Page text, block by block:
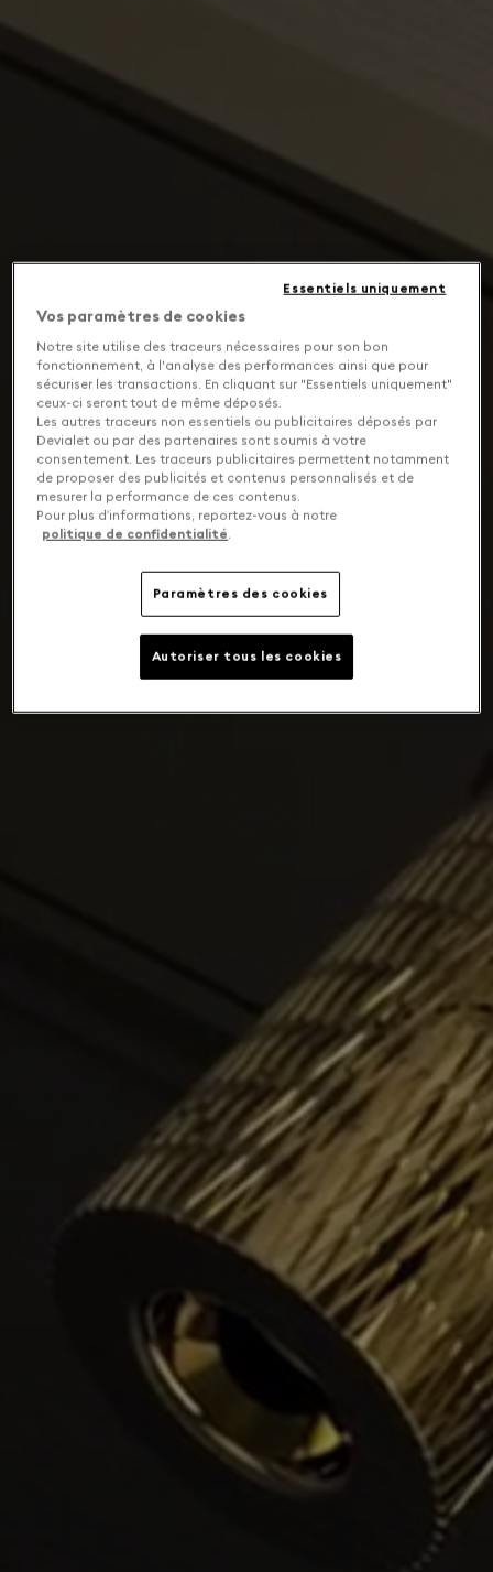
Vos paramètres de cookies
Notre site utilise des traceurs nécessaires pour son bon
fonctionnement, à l'analyse des performances ainsi que pour
sécuriser les transactions. En cliquant sur "Essentiels uniquement"
ceux-ci seront tout de même déposés.
Les autres traceurs non essentiels ou publicitaires déposés par
Devialet ou par des partenaires sont soumis à votre
consentement. Les traceurs publicitaires permettent notamment
de proposer des publicités et contenus personnalisés et de
mesurer la performance de ces contenus.
Pour plus d’informations, reportez-vous à notre
politique de confidentialité.
Paramètres des cookies
Essentiels uniquement
Autoriser tous les cookies